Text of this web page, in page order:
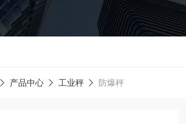
产品中心 工业秤 防爆秤